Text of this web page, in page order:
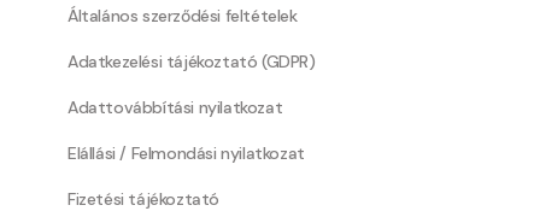
Általános szerződési feltételek
Adatkezelési tájékoztató (GDPR)
Adattovábbítási nyilatkozat
Elállási / Felmondási nyilatkozat
Fizetési tájékoztató